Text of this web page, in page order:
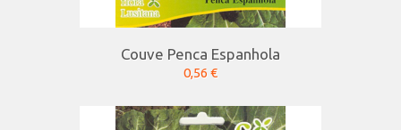
Couve Penca Espanhola
0,56 €